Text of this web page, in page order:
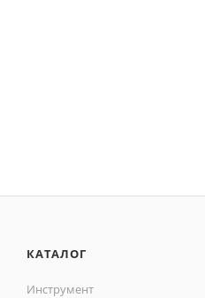
КАТАЛОГ
Инструмент